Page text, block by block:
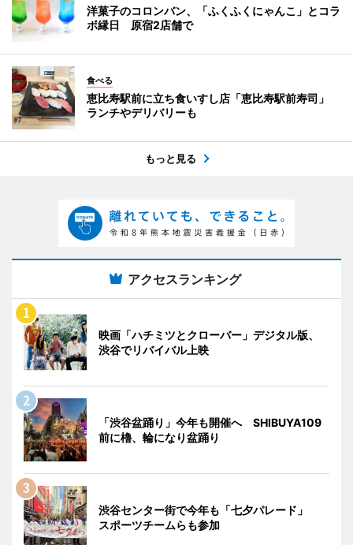
洋菓子のコロンバン、「ふくふくにゃんこ」とコラ
ボ縁日 原宿2店舗で
食べる
恵比寿駅前に立ち食いすし店「恵比寿駅前寿司」
ランチやデリバリーも
もっと見る
アクセスランキング
映画「ハチミツとクローバー」デジタル版、
渋谷でリバイバル上映
「渋谷盆踊り」今年も開催へ SHIBUYA109
前に櫓、輪になり盆踊り
渋谷センター街で今年も「七夕パレード」
スポーツチームらも参加